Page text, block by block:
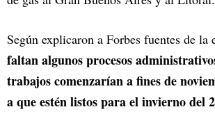
Según explicaron a Forbes fuentes de la
faltan algunos procesos
trabajos comenzarían a fines de
a que estén listos para el invierno del